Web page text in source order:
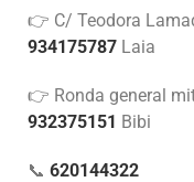
👉 C/ Teodora
934175787 Laia
👉 Ronda general
932375151 Bibi
📞 620144322